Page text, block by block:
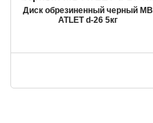
Диск обрезиненный черный MB
ATLET d-26 5кг